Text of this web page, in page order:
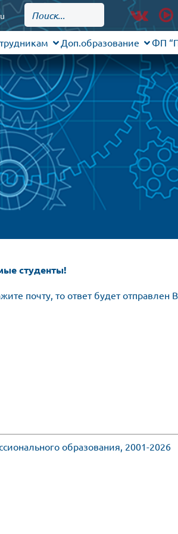
Доп.образование ФП
студенты!
почту, то ответ будет отправлен
образования, 2001-2026